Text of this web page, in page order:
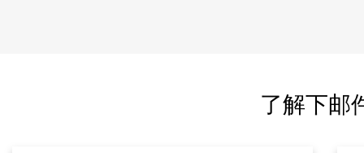
了解下邮